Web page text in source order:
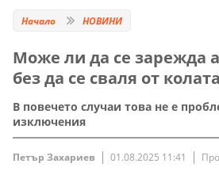
Начало НОВИНИ
Може ли да се зарежда
без да се сваля от
В повечето случаи това не е
изключения
Петър Захариев 01.08.2025 11:41